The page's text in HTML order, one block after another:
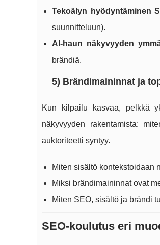
Tekoälyn hyödyntäminen
suunnitteluun).
AI-haun näkyvyyden
brändiä.
5) Brändimaininnat ja
Kun kilpailu kasvaa, pelkkä
näkyvyyden rakentamista:
auktoriteetti syntyy.
Miten sisältö kontekstoidaan
Miksi brändimaininnat ovat
Miten SEO, sisältö ja brändi
SEO-koulutus eri